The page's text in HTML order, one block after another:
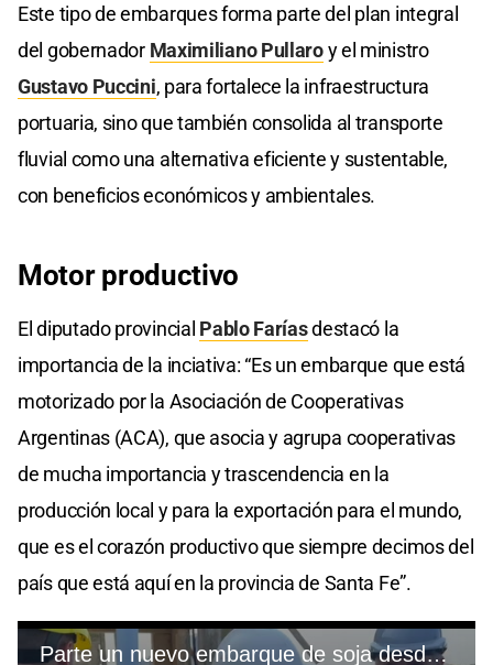
Este tipo de embarques forma parte del plan integral
del gobernador Maximiliano Pullaroy el ministro
Gustavo Puccini, para fortalece la infraestructura
portuaria, sino que también consolida al transporte
fluvial como una alternativa eficiente y sustentable,
con beneficios económicos y ambientales.
Motor productivo
El diputado provincial Pablo Faríasdestacó la
importancia de la inciativa: “Es un embarque que está
motorizado por la Asociación de Cooperativas
Argentinas (ACA), que asocia y agrupa cooperativas
de mucha importancia y trascendencia en la
producción local y para la exportación para el mundo,
que es el corazón productivo que siempre decimos del
país que está aquí en la provincia de Santa Fe”.